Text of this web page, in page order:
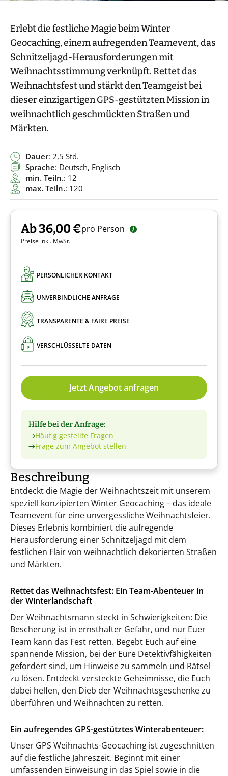
Erlebt die festliche Magie beim Winter
Geocaching, einem aufregenden Teamevent, das
Schnitzeljagd-Herausforderungen mit
Weihnachtsstimmung verknüpft. Rettet das
Weihnachtsfest und stärkt den Teamgeist bei
dieser einzigartigen GPS-gestützten Mission in
weihnachtlich geschmückten Straßen und
Märkten.
Dauer: 2,5 Std.
Sprache: Deutsch, Englisch
min. Teiln.: 12
max. Teiln.: 120
Ab 36,00 €pro Person
Preise inkl. MwSt.
PERSÖNLICHER KONTAKT
UNVERBINDLICHE ANFRAGE
TRANSPARENTE & FAIRE PREISE
VERSCHLÜSSELTE DATEN
Jetzt Angebot anfragen
Hilfe bei der Anfrage:
Häufig gestellte Fragen
Frage zum Angebot stellen
Beschreibung
Entdeckt die Magie der Weihnachtszeit mit unserem
speziell konzipierten Winter Geocaching – das ideale
Teamevent für eine unvergessliche Weihnachtsfeier.
Dieses Erlebnis kombiniert die aufregende
Herausforderung einer Schnitzeljagd mit dem
festlichen Flair von weihnachtlich dekorierten Straßen
und Märkten.
Rettet das Weihnachtsfest: Ein Team-Abenteuer in
der Winterlandschaft
Der Weihnachtsmann steckt in Schwierigkeiten: Die
Bescherung ist in ernsthafter Gefahr, und nur Euer
Team kann das Fest retten. Begebt Euch auf eine
spannende Mission, bei der Eure Detektivfähigkeiten
gefordert sind, um Hinweise zu sammeln und Rätsel
zu lösen. Entdeckt versteckte Geheimnisse, die Euch
dabei helfen, den Dieb der Weihnachtsgeschenke zu
überführen und Weihnachten zu retten.
Ein aufregendes GPS-gestütztes Winterabenteuer:
Unser GPS Weihnachts-Geocaching ist zugeschnitten
auf die festliche Jahreszeit. Beginnt mit einer
umfassenden Einweisung in das Spiel sowie in die